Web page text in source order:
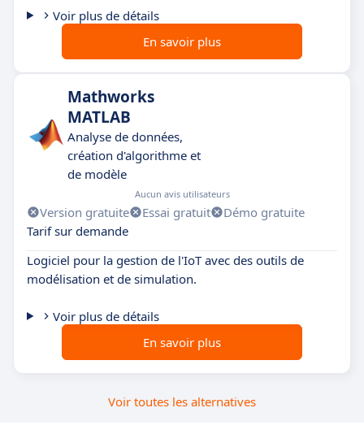
Voir plus de détails
En savoir plus
Mathworks
MATLAB
Analyse de données,
création d'algorithme et
de modèle
Aucun avis utilisateurs
Version gratuite Essai gratuit
Démo gratuite
Tarif sur demande
Logiciel pour la gestion de l'IoT avec des outils de
modélisation et de simulation.
Voir plus de détails
En savoir plus
Voir toutes les alternatives